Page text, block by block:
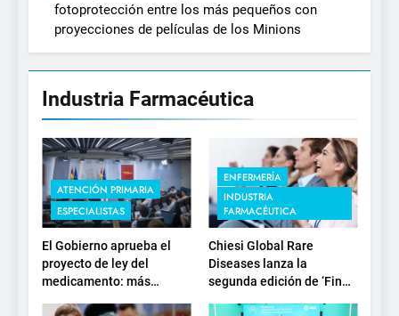
fotoprotección entre los más pequeños con
proyecciones de películas de los Minions
Industria Farmacéutica
ATENCIÓN PRIMARIA
ESPECIALISTAS
El Gobierno aprueba el
proyecto de ley del
medicamento: más
ENFERMERÍA
INDUSTRIA
FARMACÉUTICA
Chiesi Global Rare
Diseases lanza la
segunda edición de ‘Find